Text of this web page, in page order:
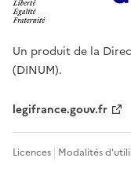
Un produit de la
(DINUM).
legifrance.gouv.fr
Licences Modalités